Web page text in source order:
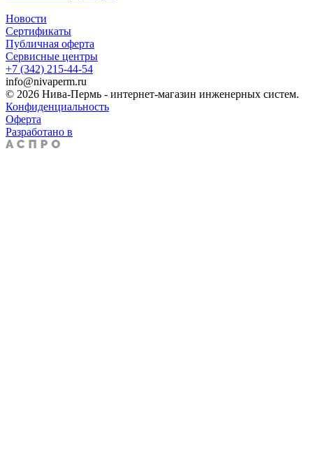
Новости
Сертификаты
Публичная оферта
Сервисные центры
+7 (342) 215-44-54
info@nivaperm.ru
© 2026 Нива-Пермь - интернет-магазин инженерных систем.
Конфиденциальность
Оферта
Разработано в